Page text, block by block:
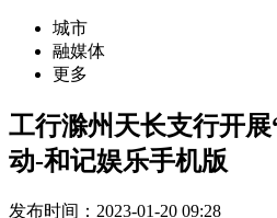
城市
融媒体
更多
工行滁州天长支行开
动-和记娱乐手机版
发布时间：2023-01-20 09:28